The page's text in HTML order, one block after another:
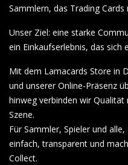
Sammlern, das Trading
Unser Ziel: eine starke
ein Einkaufserlebnis, das sich
Mit dem Lamacards Store in
und unserer Online-Präsenz
hinweg verbinden wir
Szene.
Für Sammler, Spieler und
einfach, transparent und
Collect.